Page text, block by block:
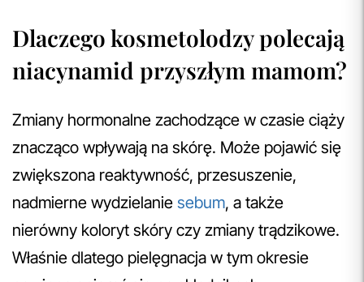
Dlaczego kosmetolodzy polecają
niacynamid przyszłym mamom?
Zmiany hormonalne zachodzące w czasie ciąży
znacząco wpływają na skórę. Może pojawić się
zwiększona reaktywność, przesuszenie,
nadmierne wydzielanie sebum, a także
nierówny koloryt skóry czy zmiany trądzikowe.
Właśnie dlatego pielęgnacja w tym okresie